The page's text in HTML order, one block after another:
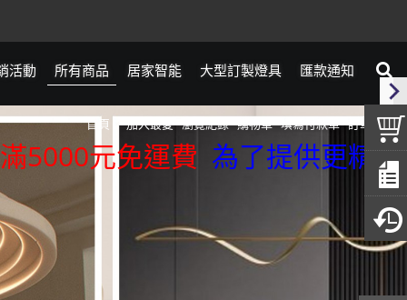
活動 所有商品 居家智能 大型訂製燈具 匯款通知
首頁 加入最愛 瀏覽紀錄 購物車 填寫付款單 訂單查詢
元免運費 為了提供更精準的服